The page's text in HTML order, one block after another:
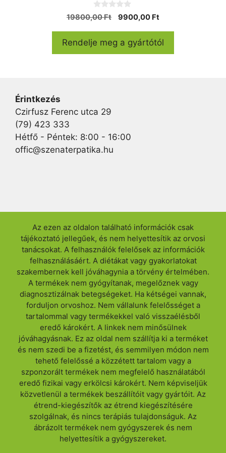
0
a
-
ő
19800,00Ft
Original
19800,00 Ft.
9900,00 Ft
is:
9900,00 Ft.
Rendelje meg a gyártótól
Érintkezés
Czirfusz Ferenc utca 29
(79) 423 333
Hétfő - Péntek: 8:00 - 16:00
offic@szenaterpatika.hu
Az ezen az oldalon található információk csak
tájékoztató jellegűek, és nem helyettesítik az orvosi
tanácsokat. A felhasználók felelősek az információk
felhasználásáért. A diétákat vagy gyakorlatokat
szakembernek kell jóváhagynia a törvény értelmében.
A termékek nem gyógyítanak, megelőznek vagy
diagnosztizálnak betegségeket. Ha kétségei vannak,
forduljon orvoshoz. Nem vállalunk felelősséget a
tartalommal vagy termékekkel való visszaélésből
eredő károkért. A linkek nem minősülnek
jóváhagyásnak. Ez az oldal nem szállítja ki a terméket
és nem szedi be a fizetést, és semmilyen módon nem
tehető felelőssé a közzétett tartalom vagy a
szponzorált termékek nem megfelelő használatából
eredő fizikai vagy erkölcsi károkért. Nem képviseljük
közvetlenül a termékek beszállítóit vagy gyártóit. Az
étrend-kiegészítők az étrend kiegészítésére
szolgálnak, és nincs terápiás tulajdonságuk. Az
ábrázolt termékek nem gyógyszerek és nem
helyettesítik a gyógyszereket.